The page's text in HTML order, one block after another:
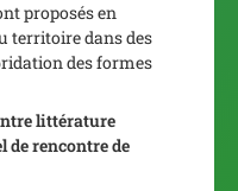
proposés en
territoire dans des
des formes
littérature
de rencontre de